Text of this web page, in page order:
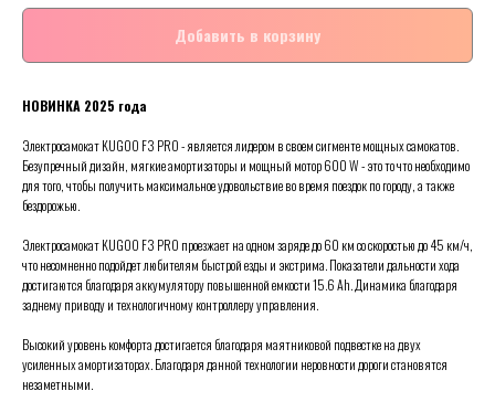
Добавить в корзину
НОВИНКА 2025 года
Электросамокат KUGOO F3 PRO - является лидером в своем сигменте мощных самокатов.
Безупречный дизайн, мягкие амортизаторы и мощный мотор 600 W - это то что необходимо
для того, чтобы получить максимальное удовольствие во время поездок по городу, а также
бездорожью.
Электросамокат KUGOO F3 PRO проезжает на одном заряде до 60 км со скоростью до 45 км/ч,
что несомненно подойдет любителям быстрой езды и экстрима. Показатели дальности хода
достигаются благодаря аккумулятору повышенной емкости 15.6 Ah. Динамика благодаря
заднему приводу и технологичному контроллеру управления.
Высокий уровень комфорта достигается благодаря маятниковой подвестке на двух
усиленных амортизаторах. Благодаря данной технологии неровности дороги становятся
незаметными.